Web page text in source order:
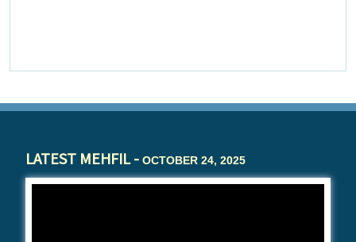
LATEST MEHFIL - OCTOBER 24, 2025